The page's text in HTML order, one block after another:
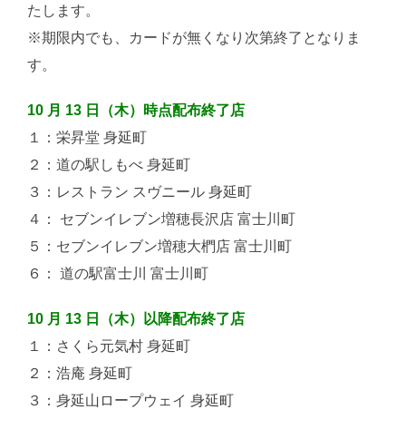
たします。
※期限内でも、カードが無くなり次第終了となりま
す。
10 月 13 日（木）時点配布終了店
１：栄昇堂 身延町
２：道の駅しもべ 身延町
３：レストラン スヴニール 身延町
４： セブンイレブン増穂長沢店 富士川町
５：セブンイレブン増穂大椚店 富士川町
６： 道の駅富士川 富士川町
10 月 13 日（木）以降配布終了店
１：さくら元気村 身延町
２：浩庵 身延町
３：身延山ロープウェイ 身延町